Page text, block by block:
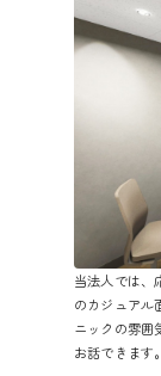
当法人では、
のカジュアル
ニックの雰囲
お話できます。